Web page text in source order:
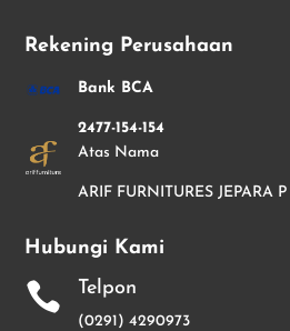
Rekening Perusahaan
Bank BCA
2477-154-154
Atas Nama
ARIF FURNITURES JEPARA P
Hubungi Kami
 Telpon
(0291) 4290973